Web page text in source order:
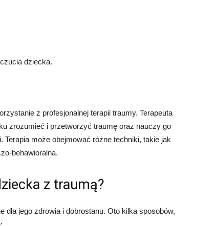
dziecka.
z profesjonalnej terapii traumy. Terapeuta
zrozumieć i przetworzyć traumę oraz nauczy go
może obejmować różne techniki, takie jak
behawioralna.
z traumą?
jego zdrowia i dobrostanu. Oto kilka sposobów,